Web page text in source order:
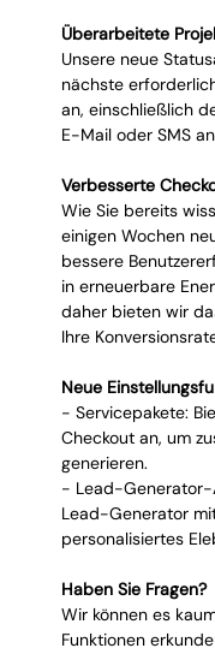
Überarbeitete
Unsere neue
nächste
an, einschließlich
E-Mail oder SMS
Verbesserte
Wie Sie bereits
einigen Wochen
bessere
in erneuerbare
daher bieten wir
Ihre
Neue
- Servicepakete:
Checkout an, um
generieren.
- Lead-Generator-
Lead-Generator
personalisiertes
Haben Sie Fragen?
Wir können es
Funktionen